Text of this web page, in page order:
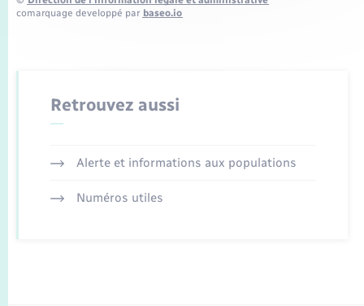
comarquage developpé par baseo.io
Retrouvez aussi
Alerte et informations aux populations
Numéros utiles